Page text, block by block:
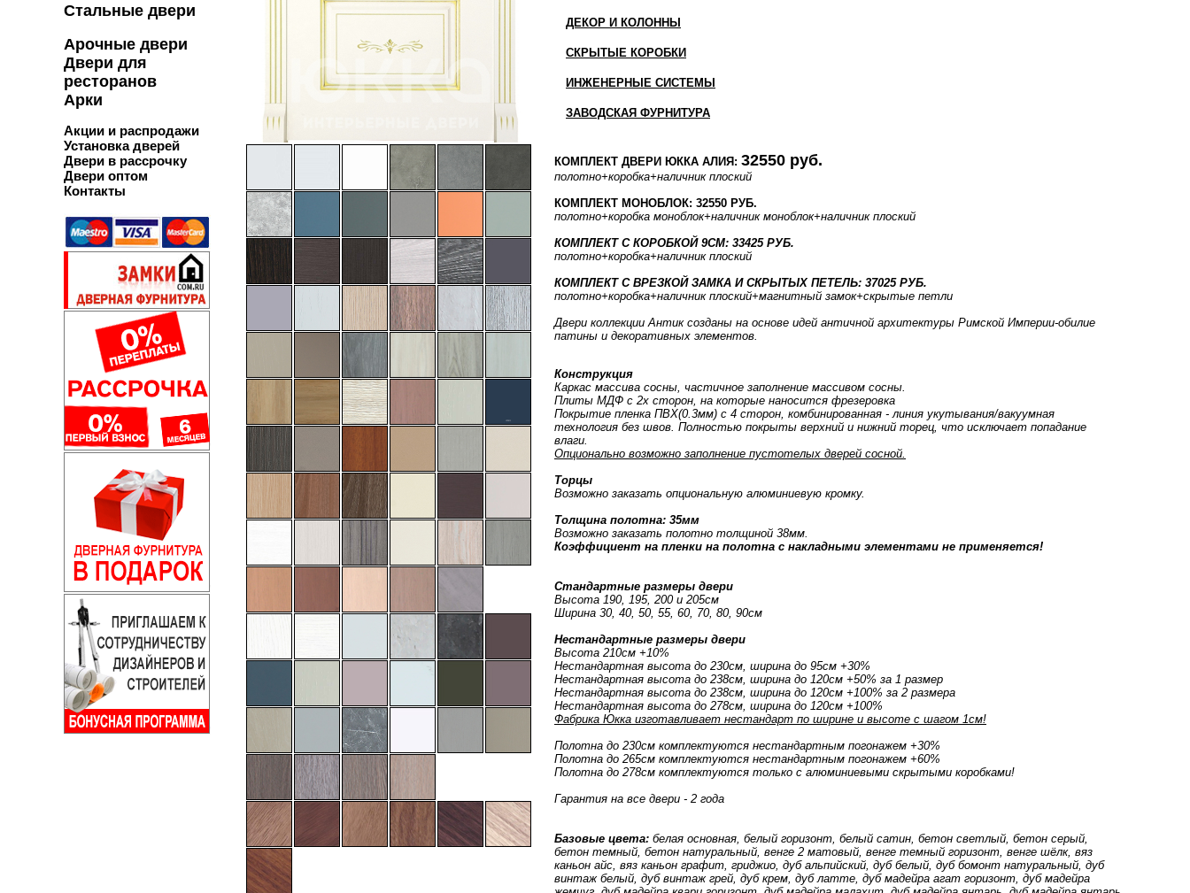
Стальные двери
Арочные двери
Двери для
ресторанов
Арки
Акции и распродажи
Установка дверей
Двери в рассрочку
Двери оптом
Контакты
ДЕКОР И КОЛОННЫ
СКРЫТЫЕ КОРОБКИ
ИНЖЕНЕРНЫЕ СИСТЕМЫ
ЗАВОДСКАЯ ФУРНИТУРА
КОМПЛЕКТ ДВЕРИ ЮККА АЛИЯ: 32550 руб.
полотно+коробка+наличник плоский
КОМПЛЕКТ МОНОБЛОК: 32550 РУБ.
полотно+коробка моноблок+наличник моноблок+наличник плоский
КОМПЛЕКТ С КОРОБКОЙ 9СМ: 33425 РУБ.
полотно+коробка+наличник плоский
КОМПЛЕКТ С ВРЕЗКОЙ ЗАМКА И СКРЫТЫХ ПЕТЕЛЬ: 37025 РУБ.
полотно+коробка+наличник плоский+магнитный замок+скрытые петли
Двери коллекции Антик созданы на основе идей античной архитектуры Римской Империи-обилие
патины и декоративных элементов.
Конструкция
Каркас массива сосны, частичное заполнение массивом сосны.
Плиты МДФ с 2х сторон, на которые наносится фрезеровка
Покрытие пленка ПВХ(0.3мм) с 4 сторон, комбинированная - линия укутывания/вакуумная
технология без швов. Полностью покрыты верхний и нижний торец, что исключает попадание
влаги.
Опционально возможно заполнение пустотелых дверей сосной.
Торцы
Возможно заказать опциональную алюминиевую кромку.
Толщина полотна: 35мм
Возможно заказать полотно толщиной 38мм.
Коэффициент на пленки на полотна с накладными элементами не применяется!
Стандартные размеры двери
Высота 190, 195, 200 и 205см
Ширина 30, 40, 50, 55, 60, 70, 80, 90см
Нестандартные размеры двери
Высота 210см +10%
Нестандартная высота до 230см, ширина до 95см +30%
Нестандартная высота до 238см, ширина до 120см +50% за 1 размер
Нестандартная высота до 238см, ширина до 120см +100% за 2 размера
Нестандартная высота до 278см, ширина до 120см +100%
Фабрика Юкка изготавливает нестандарт по ширине и высоте с шагом 1см!
Полотна до 230см комплектуются нестандартным погонажем +30%
Полотна до 265см комплектуются нестандартным погонажем +60%
Полотна до 278см комплектуются только с алюминиевыми скрытыми коробками!
Гарантия на все двери - 2 года
Базовые цвета: белая основная, белый горизонт, белый сатин, бетон светлый, бетон серый,
бетон темный, бетон натуральный, венге 2 матовый, венге темный горизонт, венге шёлк, вяз
каньон айс, вяз каньон графит, гриджио, дуб альпийский, дуб белый, дуб бомонт натуральный, дуб
винтаж белый, дуб винтаж грей, дуб крем, дуб латте, дуб мадейра агат горизонт, дуб мадейра